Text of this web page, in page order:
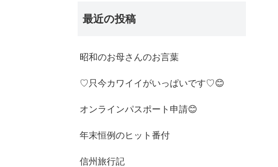
最近の投稿
昭和のお母さんのお言葉
♡只今カワイイがいっぱいです♡😊
オンラインパスポート申請😊
年末恒例のヒット番付
信州旅行記